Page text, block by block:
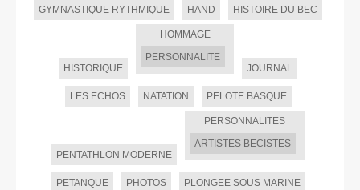
GYMNASTIQUE RYTHMIQUE HAND HISTOIRE DU BEC
HISTORIQUE
HOMMAGE
PERSONNALITE
JOURNAL
LES ECHOS NATATION PELOTE BASQUE
PENTATHLON MODERNE
PERSONNALITES
ARTISTES BECISTES
PETANQUE PHOTOS PLONGEE SOUS MARINE